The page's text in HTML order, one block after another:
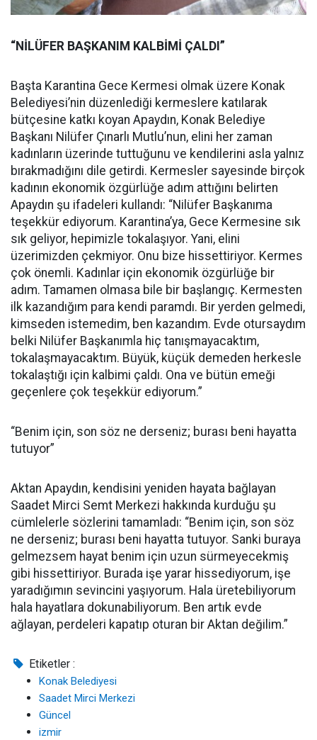
“NİLÜFER BAŞKANIM KALBİMİ ÇALDI”
Başta Karantina Gece Kermesi olmak üzere Konak
Belediyesi’nin düzenlediği kermeslere katılarak
bütçesine katkı koyan Apaydın, Konak Belediye
Başkanı Nilüfer Çınarlı Mutlu’nun, elini her zaman
kadınların üzerinde tuttuğunu ve kendilerini asla yalnız
bırakmadığını dile getirdi. Kermesler sayesinde birçok
kadının ekonomik özgürlüğe adım attığını belirten
Apaydın şu ifadeleri kullandı: “Nilüfer Başkanıma
teşekkür ediyorum. Karantina’ya, Gece Kermesine sık
sık geliyor, hepimizle tokalaşıyor. Yani, elini
üzerimizden çekmiyor. Onu bize hissettiriyor. Kermes
çok önemli. Kadınlar için ekonomik özgürlüğe bir
adım. Tamamen olmasa bile bir başlangıç. Kermesten
ilk kazandığım para kendi paramdı. Bir yerden gelmedi,
kimseden istemedim, ben kazandım. Evde otursaydım
belki Nilüfer Başkanımla hiç tanışmayacaktım,
tokalaşmayacaktım. Büyük, küçük demeden herkesle
tokalaştığı için kalbimi çaldı. Ona ve bütün emeği
geçenlere çok teşekkür ediyorum.”
“Benim için, son söz ne derseniz; burası beni hayatta
tutuyor”
Aktan Apaydın, kendisini yeniden hayata bağlayan
Saadet Mirci Semt Merkezi hakkında kurduğu şu
cümlelerle sözlerini tamamladı: “Benim için, son söz
ne derseniz; burası beni hayatta tutuyor. Sanki buraya
gelmezsem hayat benim için uzun sürmeyecekmiş
gibi hissettiriyor. Burada işe yarar hissediyorum, işe
yaradığımın sevincini yaşıyorum. Hala üretebiliyorum
hala hayatlara dokunabiliyorum. Ben artık evde
ağlayan, perdeleri kapatıp oturan bir Aktan değilim.”
Etiketler :
Konak Belediyesi
Saadet Mirci Merkezi
Güncel
izmir